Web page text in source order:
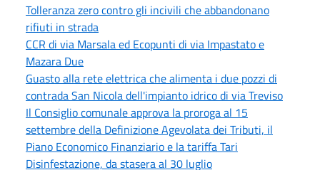
Tolleranza zero contro gli incivili che abbandonano
rifiuti in strada
CCR di via Marsala ed Ecopunti di via Impastato e
Mazara Due
Guasto alla rete elettrica che alimenta i due pozzi di
contrada San Nicola dell'impianto idrico di via Treviso
Il Consiglio comunale approva la proroga al 15
settembre della Definizione Agevolata dei Tributi, il
Piano Economico Finanziario e la tariffa Tari
Disinfestazione, da stasera al 30 luglio